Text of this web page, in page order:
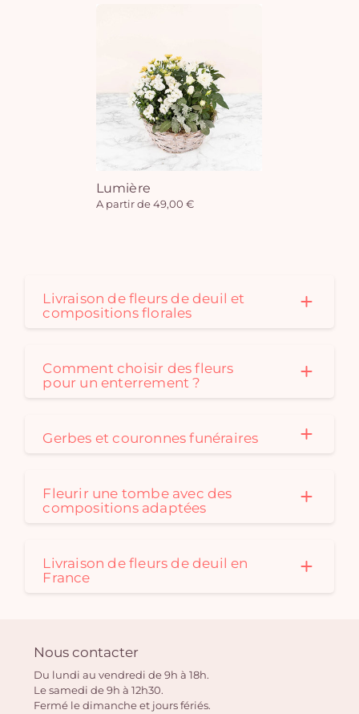
Lumière
A partir de 49,00 €
Livraison de fleurs de deuil et
compositions florales
Comment choisir des fleurs
pour un enterrement ?
Gerbes et couronnes funéraires
Fleurir une tombe avec des
compositions adaptées
Livraison de fleurs de deuil en
France
Nous contacter
Du lundi au vendredi de 9h à 18h.
Le samedi de 9h à 12h30.
Fermé le dimanche et jours fériés.